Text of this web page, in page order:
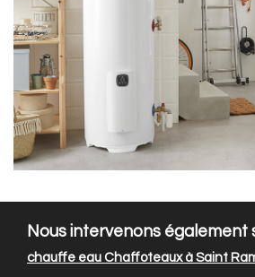
Nous intervenons également
chauffe eau Chaffoteaux à Saint